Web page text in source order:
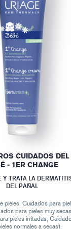
CUIDADOS DEL
- 1ER CHANGE
Y TRATA LA
DEL PAÑAL
pieles, Cuidados para
para pieles muy
pieles irritadas,
normales a secas)